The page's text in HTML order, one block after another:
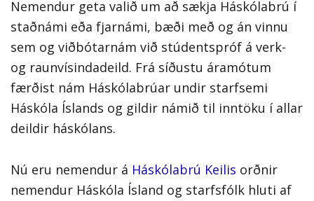
Nemendur geta valið um að sækja Háskólabrú í
staðnámi eða fjarnámi, bæði með og án vinnu
sem og viðbótarnám við stúdentspróf á verk-
og raunvísindadeild. Frá síðustu áramótum
færðist nám Háskólabrúar undir starfsemi
Háskóla Íslands og gildir námið til inntöku í allar
deildir háskólans.
Nú eru nemendur á Háskólabrú Keilis orðnir
nemendur Háskóla Ísland og starfsfólk hluti af